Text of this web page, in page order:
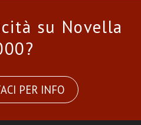
su Novella
PER INFO